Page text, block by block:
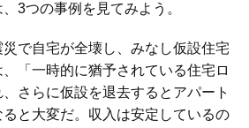
3つの事例を見てみよう。
で自宅が全壊し、みなし仮設住宅
「一時的に猶予されている住宅ロ
さらに仮設を退去するとアパート
と大変だ。収入は安定しているの